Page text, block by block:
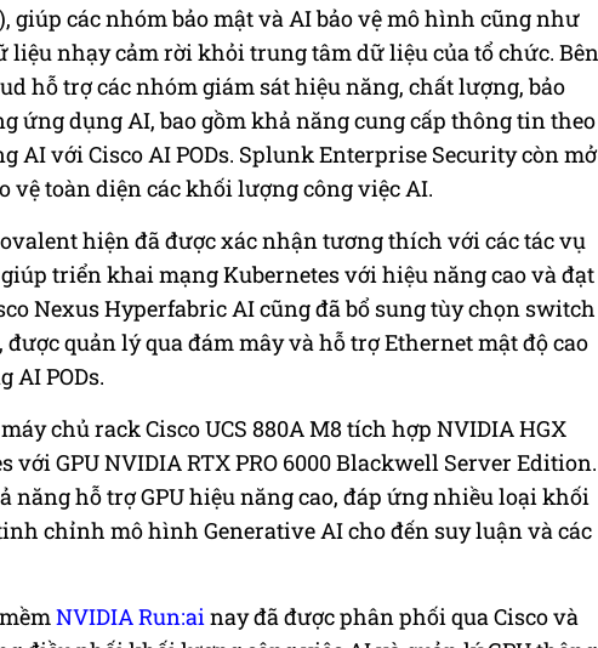
giúp các nhóm bảo mật và AI bảo vệ mô hình cũng như
liệu nhạy cảm rời khỏi trung tâm dữ liệu của tổ chức. Bên
hỗ trợ các nhóm giám sát hiệu năng, chất lượng, bảo
ứng dụng AI, bao gồm khả năng cung cấp thông tin theo
với Cisco AI PODs. Splunk Enterprise Security còn mở
vệ toàn diện các khối lượng công việc AI.
hiện đã được xác nhận tương thích với các tác vụ
triển khai mạng Kubernetes với hiệu năng cao và đạt
Nexus Hyperfabric AI cũng đã bổ sung tùy chọn switch
được quản lý qua đám mây và hỗ trợ Ethernet mật độ cao
AI PODs.
chủ rack Cisco UCS 880A M8 tích hợp NVIDIA HGX
với GPU NVIDIA RTX PRO 6000 Blackwell Server Edition.
hỗ trợ GPU hiệu năng cao, đáp ứng nhiều loại khối
chỉnh mô hình Generative AI cho đến suy luận và các
NVIDIA Run:ainay đã được phân phối qua Cisco và